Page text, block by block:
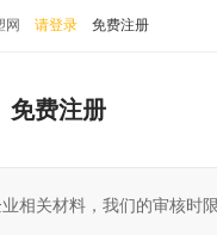
网 请登录 免费注册
免费注册
相关材料，我们的审核时